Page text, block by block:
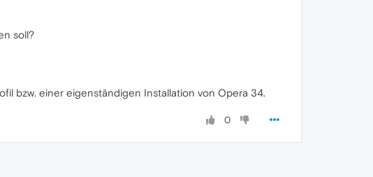
soll?
bzw. einer eigenständigen Installation von Opera 34.
0